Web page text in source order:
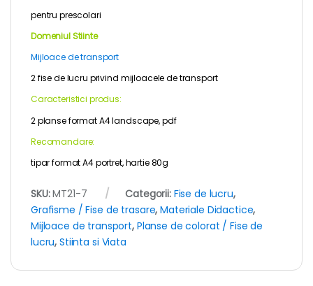
pentru prescolari
Domeniul Stiinte
Mijloace de transport
2 fise de lucru privind mijloacele de transport
Caracteristici produs:
2 planse format A4 landscape, pdf
Recomandare:
tipar format A4 portret, hartie 80g
SKU:MT21-7 Categorii: Fise de lucru,
Grafisme / Fise de trasare,Materiale Didactice,
Mijloace de transport, Planse de colorat / Fise de
lucru,Stiinta si Viata